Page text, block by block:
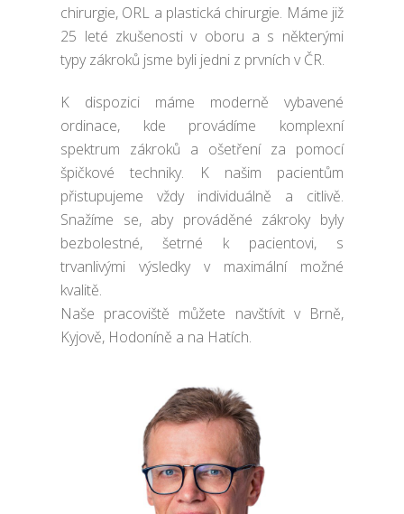
chirurgie, ORL a plastická chirurgie. Máme již
25 leté zkušenosti v oboru a s některými
typy zákroků jsme byli jedni z prvních v ČR.
K dispozici máme moderně vybavené
ordinace, kde provádíme komplexní
spektrum zákroků a ošetření za pomocí
špičkové techniky. K našim pacientům
přistupujeme vždy individuálně a citlivě.
Snažíme se, aby prováděné zákroky byly
bezbolestné, šetrné k pacientovi, s
trvanlivými výsledky v maximální možné
kvalitě.
Naše pracoviště můžete navštívit v Brně,
Kyjově, Hodoníně a na Hatích.